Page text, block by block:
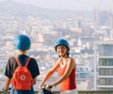
Tours